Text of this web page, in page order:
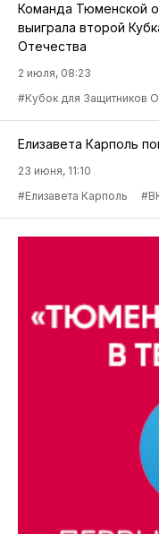
Команда Тюменской
выиграла второй
Отечества
2 июля, 08:23
#Кубок для Защитников
Елизавета Карполь
23 июня, 11:10
#Елизавета Карполь